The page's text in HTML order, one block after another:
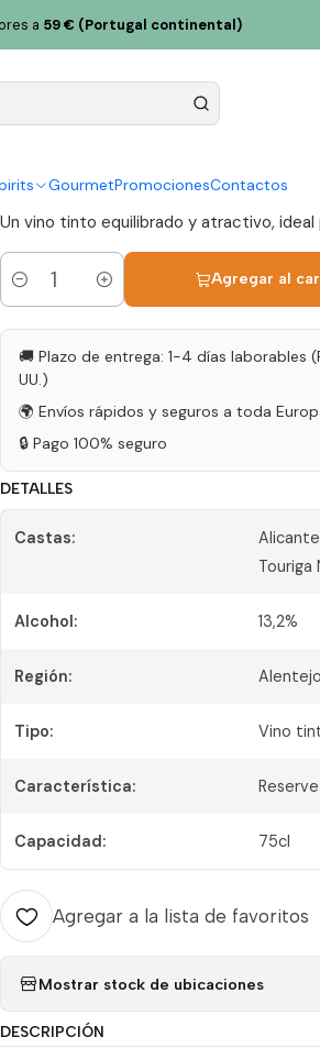
GourmetPromocionesContactos
a 59 € (Portugal continental)
Monte das
|
Un vino tinto equilibrado y atractivo, ideal
Cantidad
Agregar al
🚚 Plazo de entrega: 1-4 días laborables
UU.)
🌍 Envíos rápidos y seguros a toda
🔒 Pago 100% seguro
DETALLES
Castas:
Touriga
Alcohol: 13,2%
Región: Alentejo
Tipo: Vino
Característica: Reserve
Capacidad: 75cl
Agregar a la lista de favoritos
Mostrar stock de ubicaciones
DESCRIPCIÓN